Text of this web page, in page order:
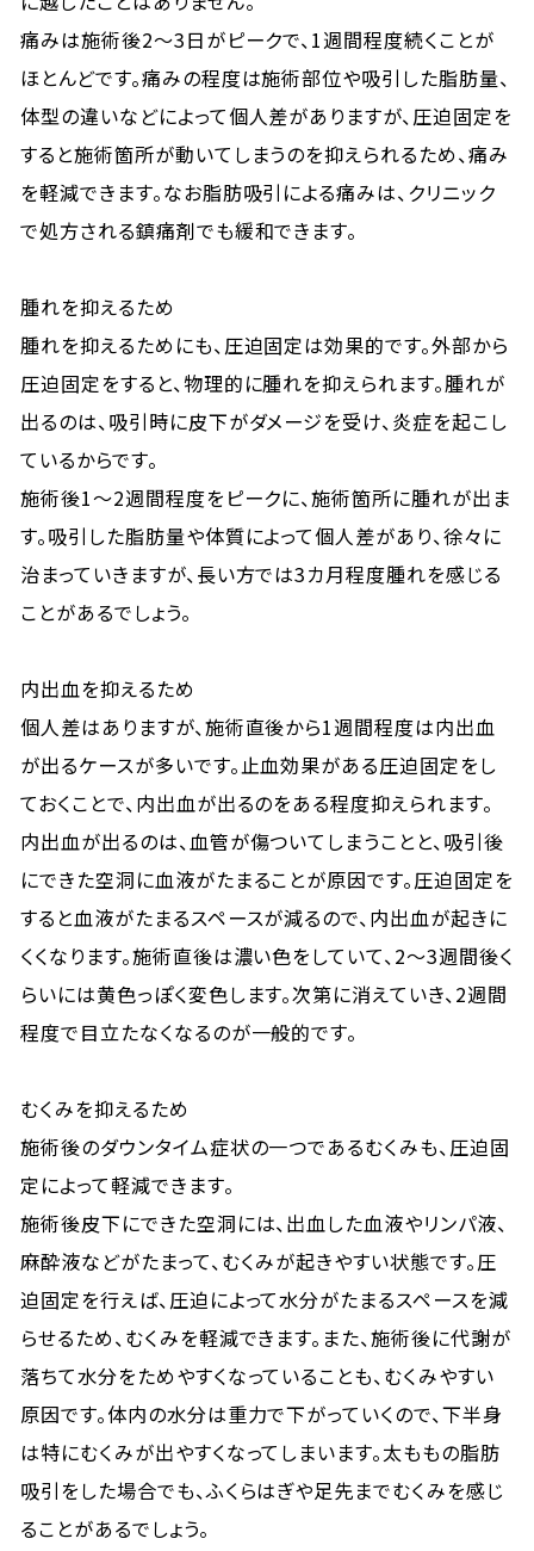
痛みは施術後2〜3日がピークで、1週間程度続くことが
ほとんどです。痛みの程度は施術部位や吸引した脂肪量、
体型の違いなどによって個人差がありますが、圧迫固定を
すると施術箇所が動いてしまうのを抑えられるため、痛み
を軽減できます。なお脂肪吸引による痛みは、クリニック
で処方される鎮痛剤でも緩和できます。
腫れを抑えるため
腫れを抑えるためにも、圧迫固定は効果的です。外部から
圧迫固定をすると、物理的に腫れを抑えられます。腫れが
出るのは、吸引時に皮下がダメージを受け、炎症を起こし
ているからです。
施術後1〜2週間程度をピークに、施術箇所に腫れが出ま
す。吸引した脂肪量や体質によって個人差があり、徐々に
治まっていきますが、長い方では3カ月程度腫れを感じる
ことがあるでしょう。
内出血を抑えるため
個人差はありますが、施術直後から1週間程度は内出血
が出るケースが多いです。止血効果がある圧迫固定をし
ておくことで、内出血が出るのをある程度抑えられます。
内出血が出るのは、血管が傷ついてしまうことと、吸引後
にできた空洞に血液がたまることが原因です。圧迫固定を
すると血液がたまるスペースが減るので、内出血が起きに
くくなります。施術直後は濃い色をしていて、2〜3週間後く
らいには黄色っぽく変色します。次第に消えていき、2週間
程度で目立たなくなるのが一般的です。
むくみを抑えるため
施術後のダウンタイム症状の一つであるむくみも、圧迫固
定によって軽減できます。
施術後皮下にできた空洞には、出血した血液やリンパ液、
麻酔液などがたまって、むくみが起きやすい状態です。圧
迫固定を行えば、圧迫によって水分がたまるスペースを減
らせるため、むくみを軽減できます。また、施術後に代謝が
落ちて水分をためやすくなっていることも、むくみやすい
原因です。体内の水分は重力で下がっていくので、下半身
は特にむくみが出やすくなってしまいます。太ももの脂肪
吸引をした場合でも、ふくらはぎや足先までむくみを感じ
ることがあるでしょう。